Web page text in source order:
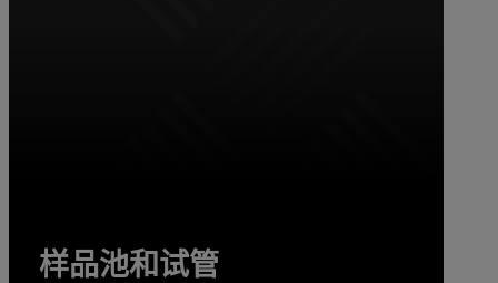
样品池和试管